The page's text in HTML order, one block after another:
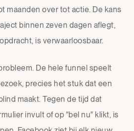
maanden over tot actie. De kans
binnen zeven dagen aflegt,
is verwaarloosbaar.
De hele funnel speelt
precies het stuk dat een
maakt. Tegen de tijd dat
invult of op "bel nu" klikt, is